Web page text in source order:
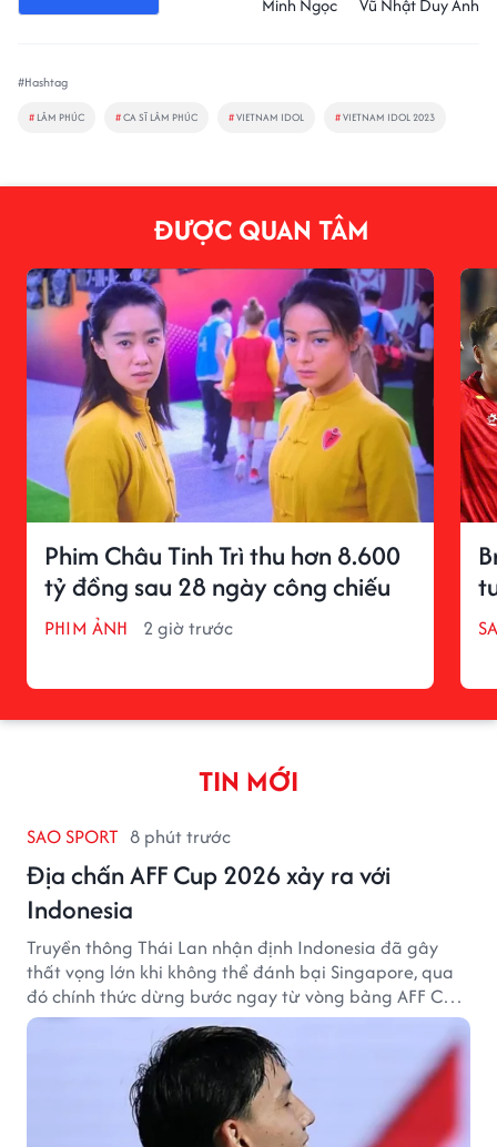
Minh Ngọc Vũ Nhật Duy Anh
#Hashtag
# LÂM PHÚC #CA SĨ LÂM PHÚC #VIETNAM IDOL #VIETNAM IDOL 2023
ĐƯỢC QUAN TÂM
Phim Châu Tinh Trì thu hơn 8.600
tỷ đồng sau 28 ngày công chiếu
PHIM ẢNH 2 giờ trước
TIN MỚI
SAO SPORT 8 phút trước
Địa chấn AFF Cup 2026 xảy ra với
Indonesia
Truyền thông Thái Lan nhận định Indonesia đã gây
thất vọng lớn khi không thể đánh bại Singapore, qua
đó chính thức dừng bước ngay từ vòng bảng AFF Cup
2026.